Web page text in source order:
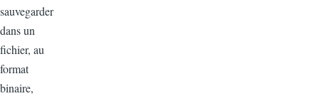
sauvegarder
dans un
fichier, au
format
binaire,